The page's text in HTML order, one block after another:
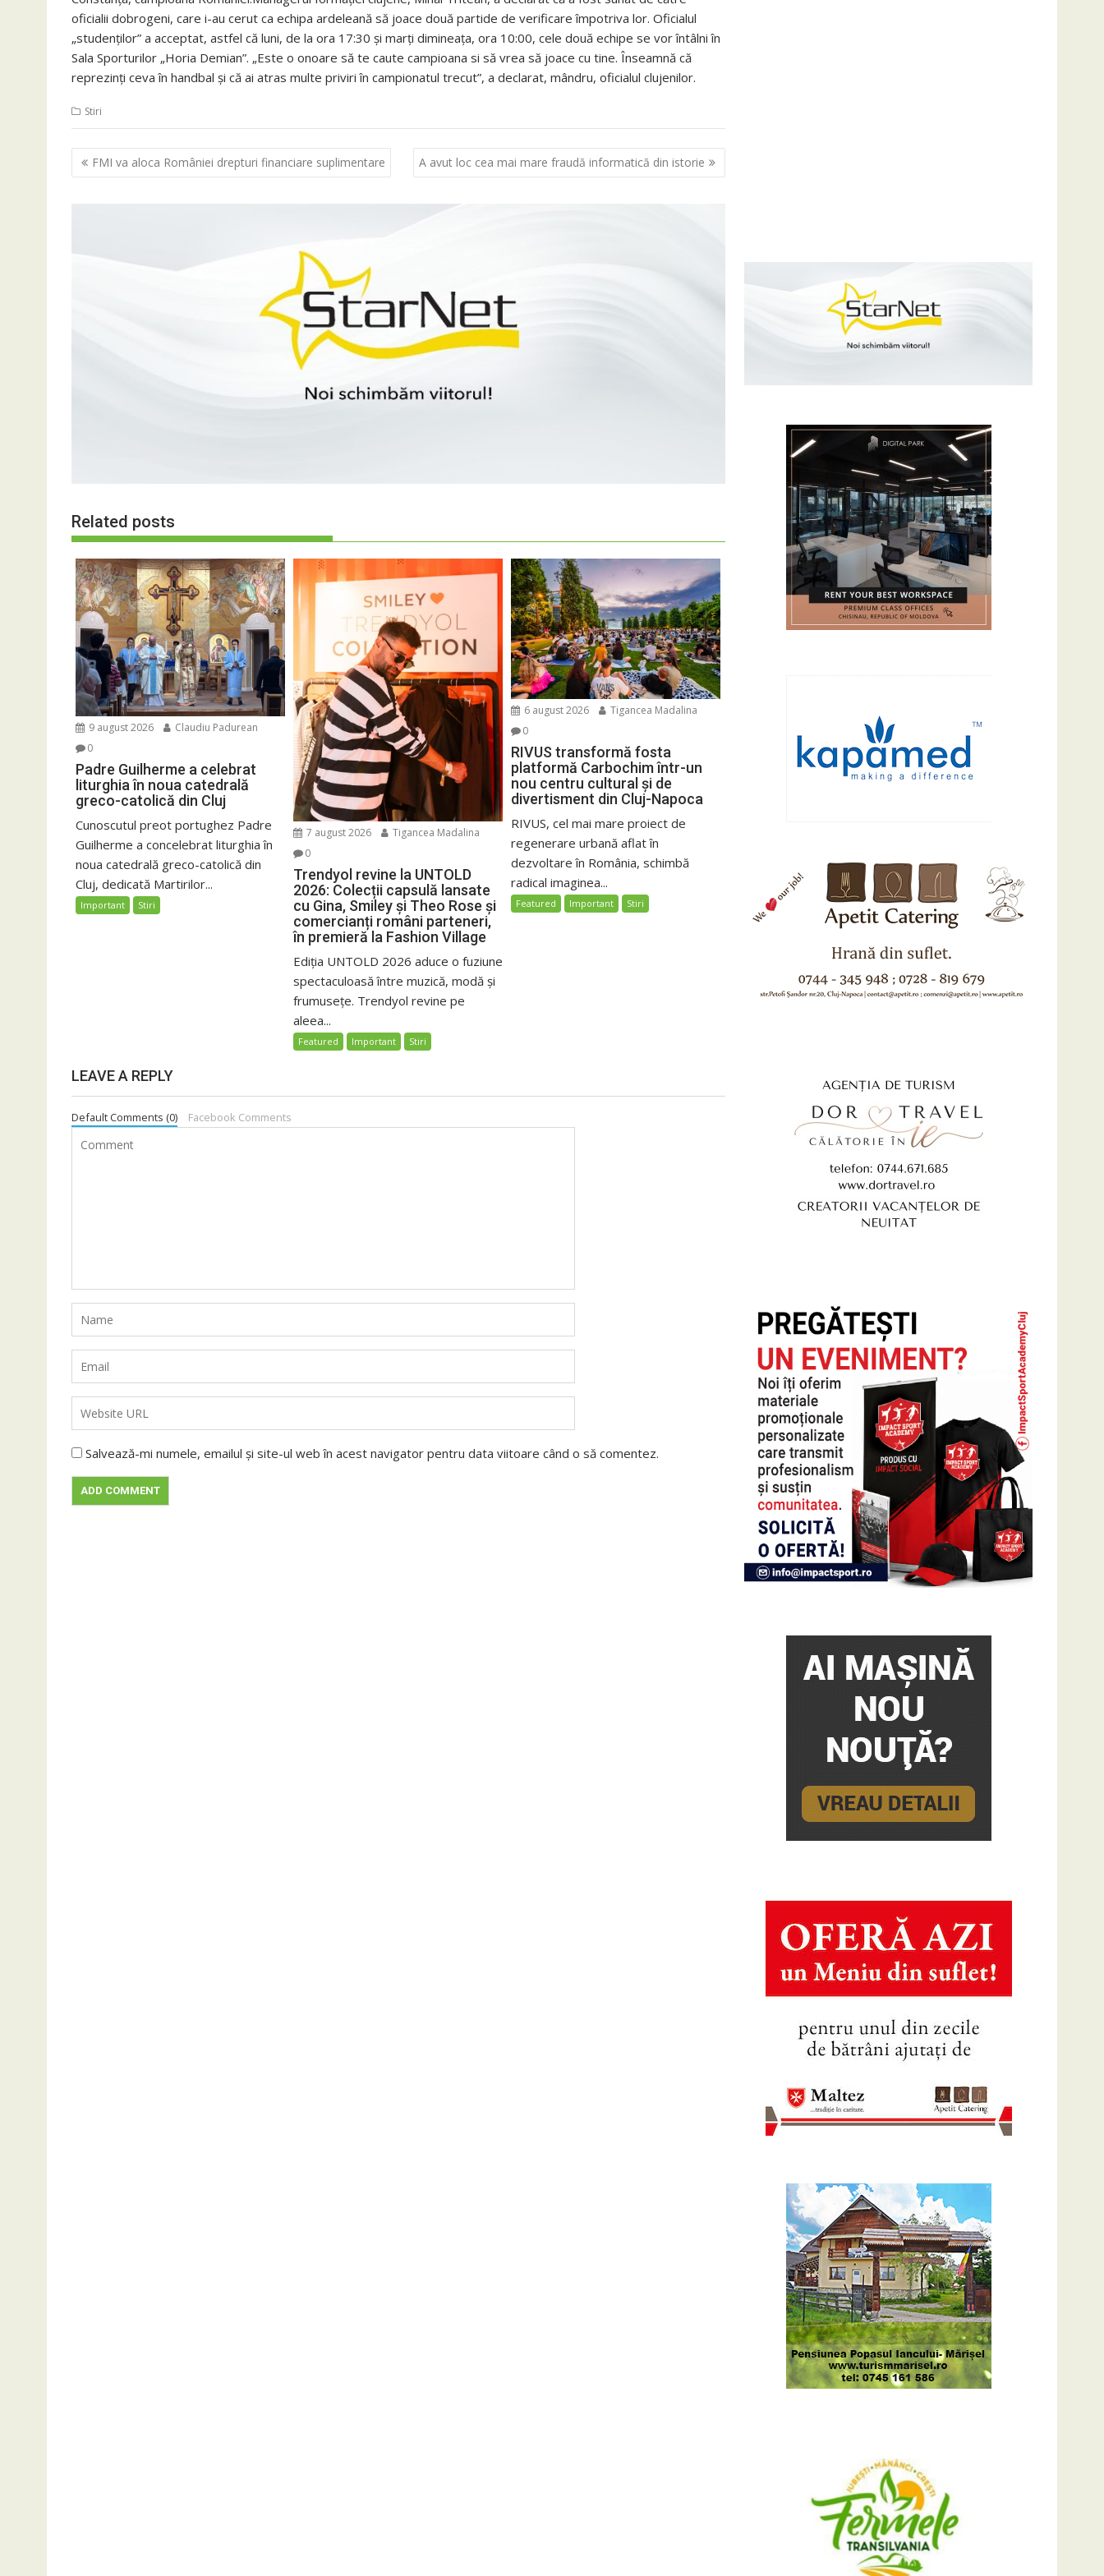
oficialii dobrogeni, care i-au cerut ca echipa ardeleană să joace două partide de verificare împotriva lor. Oficialul
„studenţilor” a acceptat, astfel că luni, de la ora 17:30 şi marţi dimineaţa, ora 10:00, cele două echipe se vor întâlni în
Sala Sporturilor „Horia Demian”. „Este o onoare să te caute campioana si să vrea să joace cu tine. Înseamnă că
reprezinţi ceva în handbal şi că ai atras multe priviri în campionatul trecut”, a declarat, mândru, oficialul clujenilor.
Stiri
Navigare
în
FMI va aloca României drepturi financiare suplimentare A avut loc cea mai mare fraudă informatică din istorie
Related posts
9 august 2026
Claudiu Padurean
0
Padre Guilherme a celebrat
liturghia în noua catedrală
greco-catolică din Cluj
Cunoscutul preot portughez Padre
Guilherme a concelebrat liturghia în
noua catedrală greco-catolică din
Cluj, dedicată Martirilor...
Important Stiri
7 august 2026
Tigancea Madalina
0
Trendyol revine la UNTOLD
2026: Colecții capsulă lansate
cu Gina, Smiley și Theo Rose și
comercianți români parteneri,
în premieră la Fashion Village
Ediția UNTOLD 2026 aduce o fuziune
spectaculoasă între muzică, modă și
frumusețe. Trendyol revine pe
aleea...
Featured Important Stiri
6 august 2026
Tigancea Madalina
0
RIVUS transformă fosta
platformă Carbochim într-un
nou centru cultural și de
divertisment din Cluj-Napoca
RIVUS, cel mai mare proiect de
regenerare urbană aflat în
dezvoltare în România, schimbă
radical imaginea...
Featured Important Stiri
LEAVE A REPLY
Default Comments (0) Facebook Comments
Salvează-mi numele, emailul și site-ul web în acest navigator pentru data viitoare când o să comentez.